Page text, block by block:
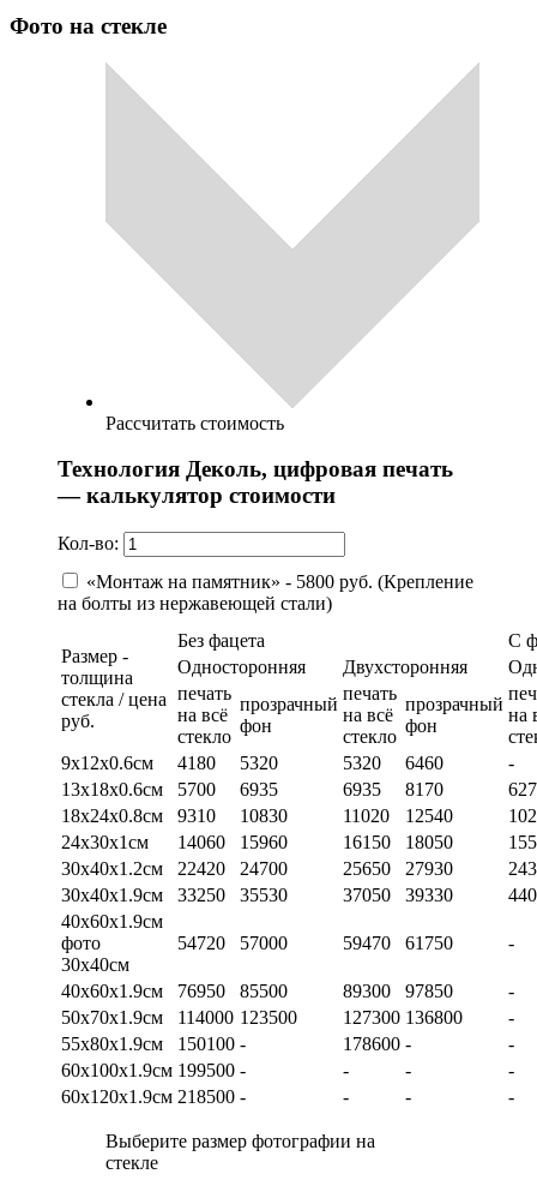
Фото на стекле
Рассчитать стоимость
Технология Деколь, цифровая печать
— калькулятор стоимости
Кол-во:
«Монтаж на памятник» - 5800 руб. (Крепление
на болты из нержавеющей стали)
Размер -
толщина
стекла / цена
руб.
Без фацета
С
Односторонняя
Двухсторонняя
печать
на всё
стекло
прозрачный
фон
печать
на всё
стекло
прозрачный
фон
на
9х12х0.6см
4180 5320 5320 6460
-
13х18х0.6см
5700 6935 6935 8170
18х24х0.8см
9310 10830 11020 12540
24х30х1см
14060 15960 16150 18050
30х40х1.2см
22420 24700 25650 27930
30х40х1.9см
33250 35530 37050 39330
40х60х1.9см
фото
30х40см
54720 57000 59470 61750 -
40х60х1.9см 76950 85500 89300 97850
-
50х70х1.9см
114000 123500 127300 136800
-
55х80х1.9см
150100 - 178600 -
-
60х100х1.9см 199500 - - -
-
60х120х1.9см 218500 - - - -
Выберите размер фотографии на
стекле